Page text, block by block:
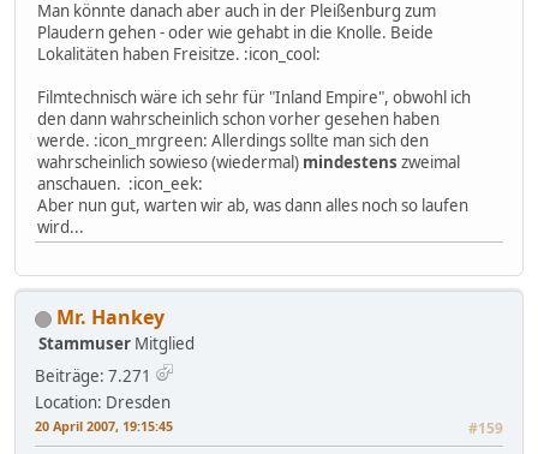
Man könnte danach aber auch in der Pleißenburg zum
Plaudern gehen - oder wie gehabt in die Knolle. Beide
Lokalitäten haben Freisitze. :icon_cool:
Filmtechnisch wäre ich sehr für "Inland Empire", obwohl ich
den dann wahrscheinlich schon vorher gesehen haben
werde. :icon_mrgreen: Allerdings sollte man sich den
wahrscheinlich sowieso (wiedermal) mindestens zweimal
anschauen. :icon_eek:
Aber nun gut, warten wir ab, was dann alles noch so laufen
wird...
Mr. Hankey
Stammuser Mitglied
Beiträge: 7.271
Location: Dresden
20 April 2007, 19:15:45 #159